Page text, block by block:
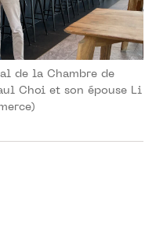
de la Chambre de
Choi et son épouse Li